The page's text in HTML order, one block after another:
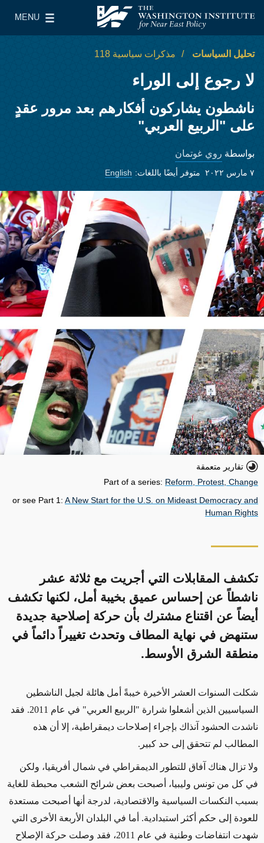
معهد واشنطن لسياسات الشرق الأدنى
MENU
Main Menu
تحليل السياسات مذكرات سياسية 118
لا رجوع إلى الوراء
ناشطون يشاركون أفكارهم بعد مرور عقدٍ
على "الربيع العربي"
بواسطة روي غوتمان
٧ مارس ٢٠٢٢ متوفر أيضًا باللغات: English
تقارير متعمقة
Part of a series: Reform, Protest, Change
or see Part 1: A New Start for the U.S. on Mideast Democracy and
Human Rights
تكشف المقابلات التي أجريت مع ثلاثة عشر
ناشطاً عن إحساس عميق بخيبة أمل، لكنها تكشف
أيضاً عن اقتناع مشترك بأن حركة إصلاحية جديدة
ستنهض في نهاية المطاف وتحدث تغييراً دائماً في
منطقة الشرق الأوسط.
شكلت السنوات العشر الأخيرة خيبةً أمل هائلة لجيل الناشطين
السياسيين الذين أشعلوا شرارة "الربيع العربي" في عام 2011. فقد
ناشدت الحشود آنذاك بإجراء إصلاحات ديمقراطية، إلا أن هذه
المطالب لم تتحقق إلى حد كبير.
ولا تزال هناك آفاق للتطور الديمقراطي في شمال أفريقيا، ولكن
في كل من تونس وليبيا، أصبحت بعض شرائح الشعب محبطة للغاية
بسبب النكسات السياسية والاقتصادية، لدرجة أنها أصبحت مستعدة
للعودة إلى حكم أكثر استبدادية. أما في البلدان الأربعة الأخرى التي
شهدت انتفاضات وطنية في عام 2011، فقد وصلت حركة الإصلاح